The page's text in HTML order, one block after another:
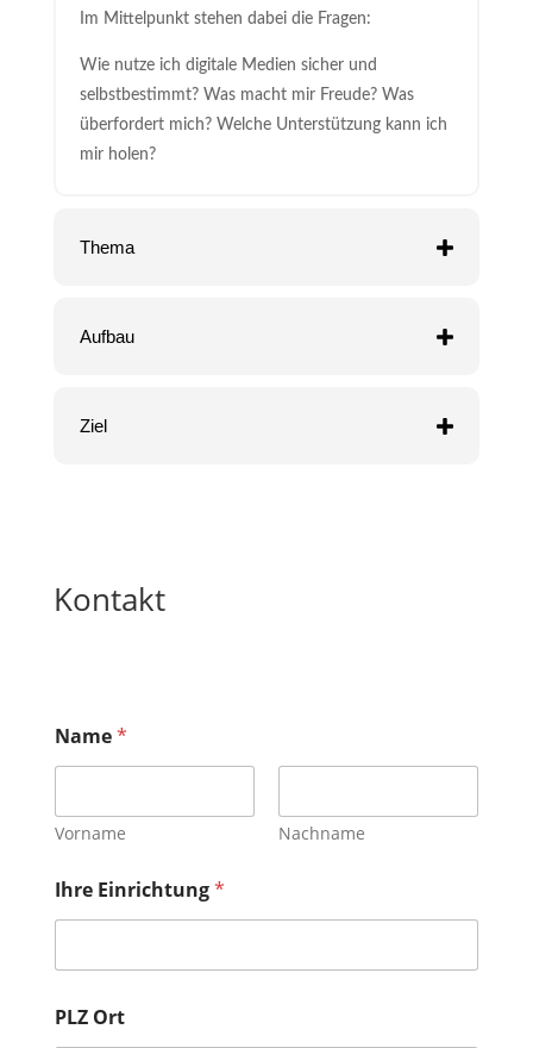
Im Mittelpunkt stehen dabei die Fragen:
Wie nutze ich digitale Medien sicher und
selbstbestimmt? Was macht mir Freude? Was
überfordert mich? Welche Unterstützung kann ich
mir holen?
Thema
Aufbau
Ziel
Kontakt
*
I
r
e
Name*
Vorname Nachname
Ihre Einrichtung*
PLZ Ort